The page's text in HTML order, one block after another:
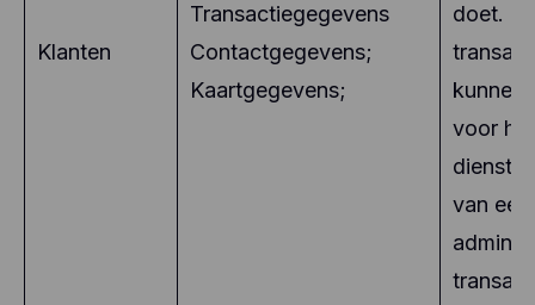
Klanten
Transactiegegevens
Contactgegevens;
Kaartgegevens;
doet.
kunnen
voor
van